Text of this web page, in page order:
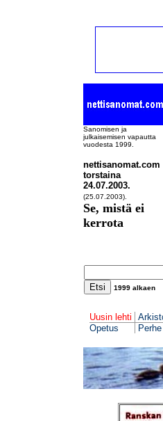
Sanomisen ja
julkaisemisen vapautta
vuodesta 1999.
nettisanomat.com
torstaina
24.07.2003.
(25.07.2003).
Se, mistä ei
kerrota
1999 alkaen
Uusin lehti
Opetus
Perhe